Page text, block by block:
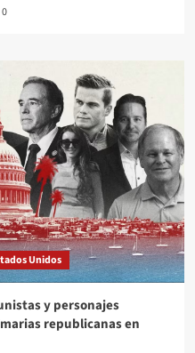
0
Unidos
y personajes
republicanas en